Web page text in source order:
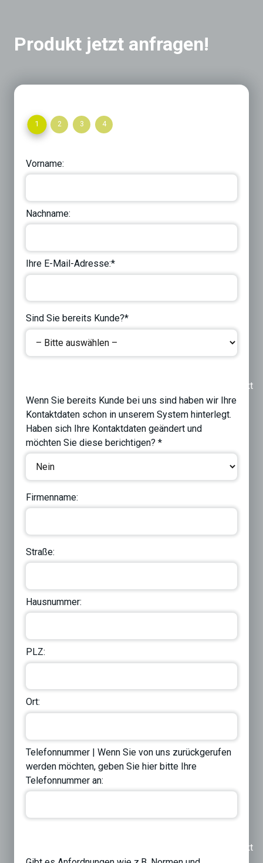
Produkt jetzt anfragen!
1 2 3 4
Vorname:
Nachname:
Ihre E-Mail-Adresse:*
Sind Sie bereits Kunde?*
Next
Wenn Sie bereits Kunde bei uns sind haben wir Ihre
Kontaktdaten schon in unserem System hinterlegt.
Haben sich Ihre Kontaktdaten geändert und
möchten Sie diese berichtigen? *
Firmenname:
Straße:
Hausnummer:
PLZ:
Ort:
Telefonnummer | Wenn Sie von uns zurückgerufen
werden möchten, geben Sie hier bitte Ihre
Telefonnummer an:
Next